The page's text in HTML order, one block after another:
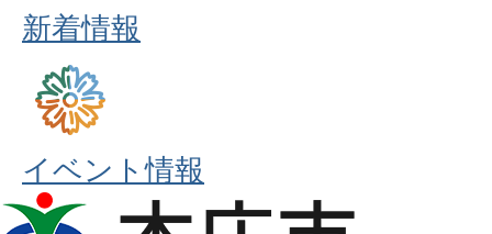
新着情報
イベント情報
本